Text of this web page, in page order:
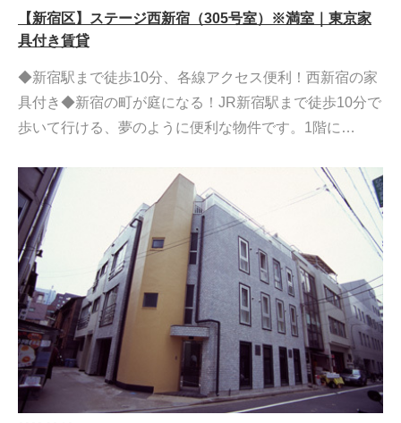
【新宿区】ステージ西新宿（305号室）※満室｜東京家
具付き賃貸
◆新宿駅まで徒歩10分、各線アクセス便利！西新宿の家
具付き◆新宿の町が庭になる！JR新宿駅まで徒歩10分で
歩いて行ける、夢のように便利な物件です。1階に…